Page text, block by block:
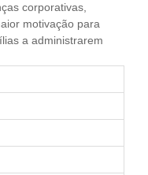
corporativas,
motivação para
a administrarem